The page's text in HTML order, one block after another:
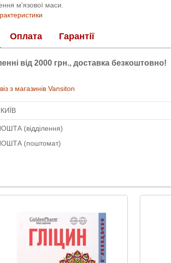
м'язової маси.
Оплата Гарантії
від 2000 грн., доставка безкоштовно!
з магазинів Vansiton
(відділення)
(поштомат)